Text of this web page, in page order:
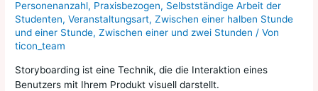
Personenanzahl, Praxisbezogen, Selbstständige Arbeit der
Studenten,Veranstaltungsart,Zwischen einer halben Stunde
und einer Stunde,Zwischen einer und zwei Stunden / Von
ticon_team
Storyboarding ist eine Technik, die die Interaktion eines
Benutzers mit Ihrem Produkt visuell darstellt.